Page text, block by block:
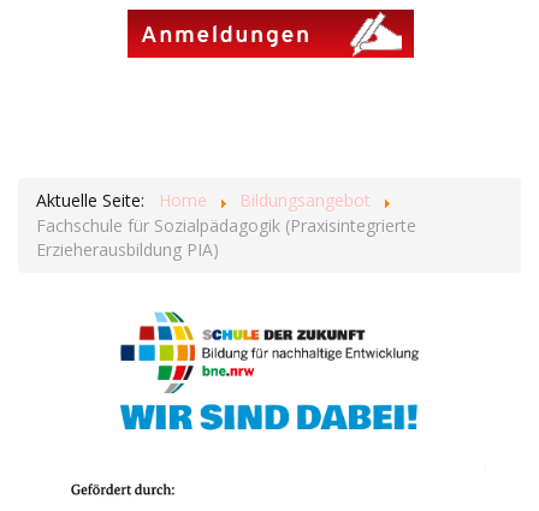
Aktuelle Seite: Home
Bildungsangebot
Fachschule für Sozialpädagogik (Praxisintegrierte
Erzieherausbildung PIA)